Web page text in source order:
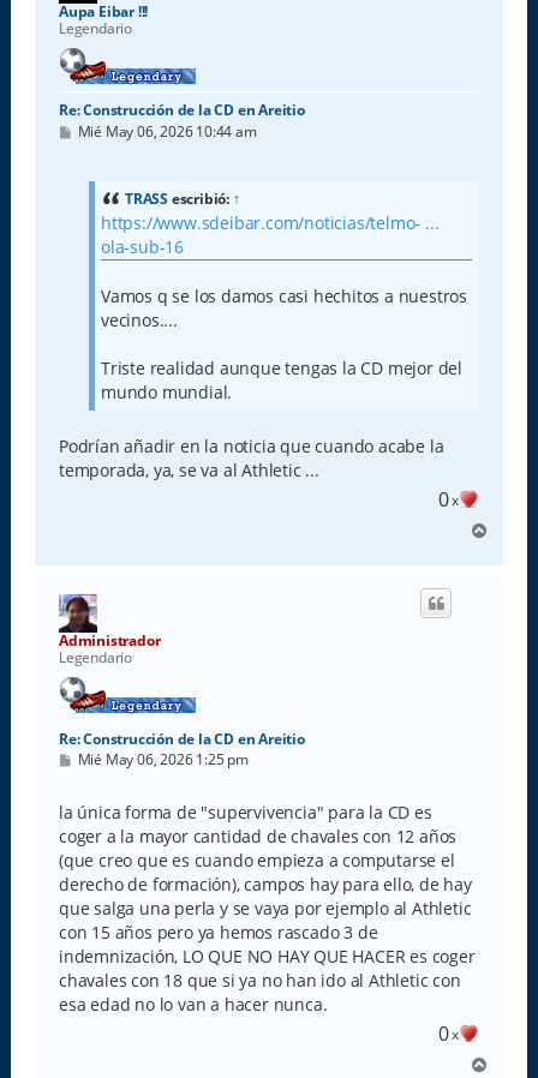
Aupa Eibar !!!
Legendario
Re: Construcción de la CD en Areitio
M
Mié May 06, 2026 10:44 am
TRASS escribió: ↑
https://www.sdeibar.com/noticias/telmo- ...
ola-sub-16
Vamos q se los damos casi hechitos a nuestros
vecinos....
Triste realidad aunque tengas la CD mejor del
mundo mundial.
Podrían añadir en la noticia que cuando acabe la
temporada, ya, se va al Athletic ...
0x
r
Administrador
Legendario
Re: Construcción de la CD en Areitio
M
s
a
j
e
Mié May 06, 2026 1:25 pm
la única forma de "supervivencia" para la CD es
coger a la mayor cantidad de chavales con 12 años
(que creo que es cuando empieza a computarse el
derecho de formación), campos hay para ello, de hay
que salga una perla y se vaya por ejemplo al Athletic
con 15 años pero ya hemos rascado 3 de
indemnización, LO QUE NO HAY QUE HACER es coger
chavales con 18 que si ya no han ido al Athletic con
esa edad no lo van a hacer nunca.
0x